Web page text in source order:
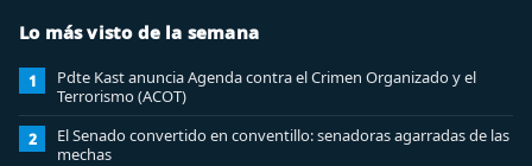
Lo más visto de la semana
1
Pdte Kast anuncia Agenda contra el Crimen Organizado y el
Terrorismo (ACOT)
2
El Senado convertido en conventillo: senadoras agarradas de las
mechas